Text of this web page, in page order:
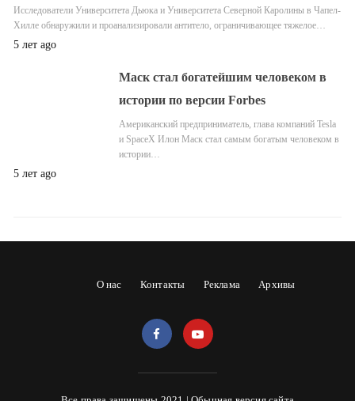
Исследователи Университета Дьюка и Университета Северной Каролины в Чапел-
Хилле обнаружили и проанализировали антитело, ограничивающее тяжелое…
5 лет ago
Маск стал богатейшим человеком в
истории по версии Forbes
Американский предприниматель, глава компаний Tesla
и SpaceX Илон Маск стал самым богатым человеком в
истории…
5 лет ago
О нас Контакты Реклама Архивы